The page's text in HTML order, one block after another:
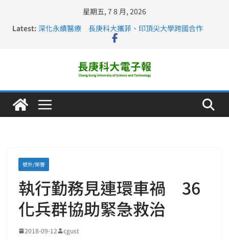
星期五, 7 8 月, 2026
Latest: 深化永續醫療 長庚科大攜菲、印頂尖大學跨國合作
長庚科大訪凱瑟醫療集團、美容學校收穫豐
仁德醫專與長庚科大締結策略聯盟 培育護理尖兵
長庚科大連四年穩居《遠見》醫學大學第5名 辦學實力再
號外/榮譽
執行勤務見連環車禍 36
化兵群協助緊急救治
2018-09-12 cgust